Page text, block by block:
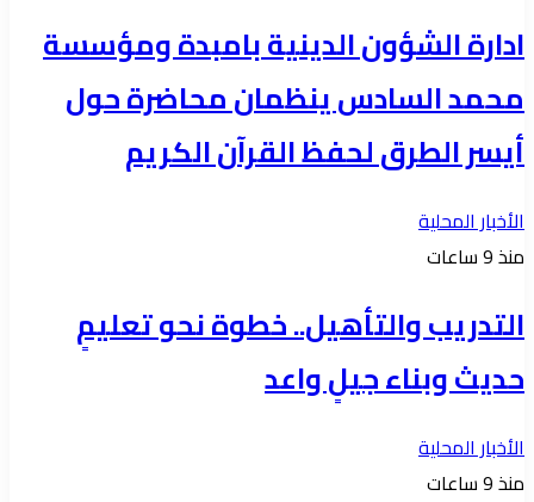
ادارة الشؤون الدينية بامبدة ومؤسسة
محمد السادس ينظمان محاضرة حول
أيسر الطرق لحفظ القرآن الكريم
الأخبار المحلية
منذ 9 ساعات
التدريب والتأهيل.. خطوة نحو تعليمٍ
حديث وبناء جيلٍ واعد
الأخبار المحلية
منذ 9 ساعات